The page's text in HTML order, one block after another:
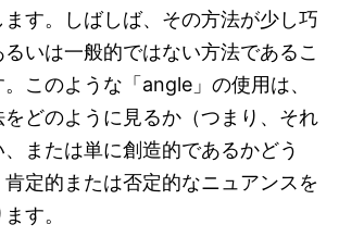
す。しばしば、その方法が少し巧
いは一般的ではない方法であるこ
このような「angle」の使用は、
どのように見るか（つまり、それ
または単に創造的であるかどう
定的または否定的なニュアンスを
す。